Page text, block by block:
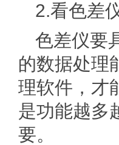
2.看色差
色差仪要
的数据处理
理软件，才
是功能越多
要。